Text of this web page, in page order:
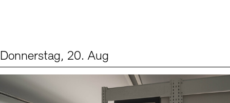
Donnerstag, 20. Aug